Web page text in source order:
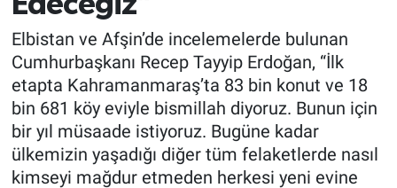
Elbistan ve Afşin’de incelemelerde bulunan
Cumhurbaşkanı Recep Tayyip Erdoğan, “İlk
etapta Kahramanmaraş’ta 83 bin konut ve 18
bin 681 köy eviyle bismillah diyoruz. Bunun için
bir yıl müsaade istiyoruz. Bugüne kadar
ülkemizin yaşadığı diğer tüm felaketlerde nasıl
kimseyi mağdur etmeden herkesi yeni evine
Spor
Kültür Sanat
Sağlık
TEKNOLOJİ
Tüm Manşetler
Son Dakika Haberleri
Haber Arşivi